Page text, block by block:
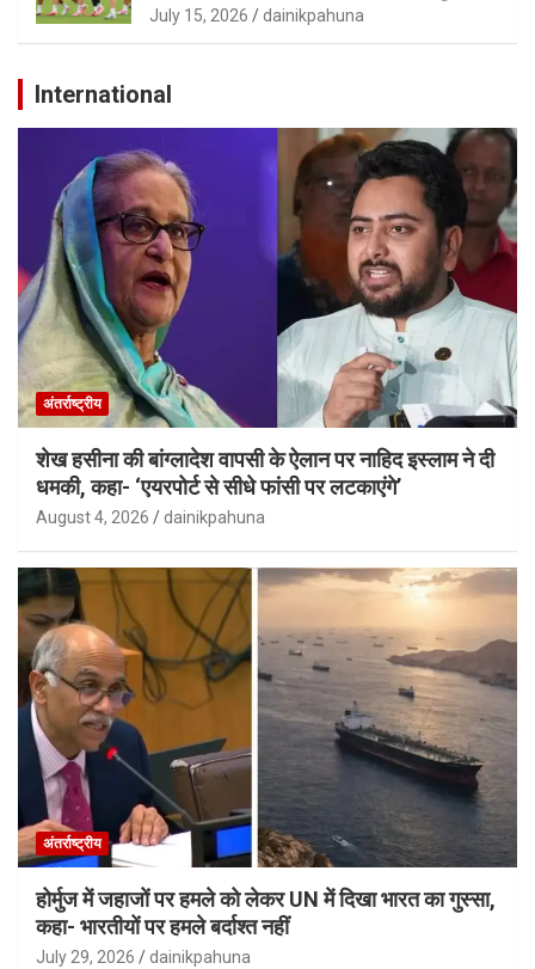
July 15, 2026 dainikpahuna
International
अंतर्राष्ट्रीय
शेख हसीना की बांग्लादेश वापसी के ऐलान पर नाहिद इस्लाम ने दी
धमकी, कहा- ‘एयरपोर्ट से सीधे फांसी पर लटकाएंगे’
August 4, 2026 dainikpahuna
अंतर्राष्ट्रीय
होर्मुज में जहाजों पर हमले को लेकर UN में दिखा भारत का गुस्सा,
कहा- भारतीयों पर हमले बर्दाश्त नहीं
July 29, 2026 dainikpahuna